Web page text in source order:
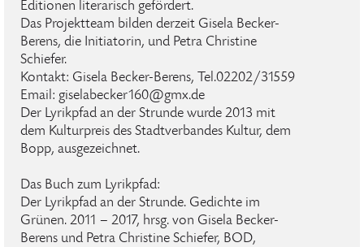
Editionen literarisch gefördert.
Das Projektteam bilden derzeit Gisela Becker-
Berens, die Initiatorin, und Petra Christine
Schiefer.
Kontakt: Gisela Becker-Berens, Tel.02202/31559
Email: giselabecker160@gmx.de
Der Lyrikpfad an der Strunde wurde 2013 mit
dem Kulturpreis des Stadtverbandes Kultur, dem
Bopp, ausgezeichnet.
Das Buch zum Lyrikpfad:
Der Lyrikpfad an der Strunde. Gedichte im
Grünen. 2011 – 2017, hrsg. von Gisela Becker-
Berens und Petra Christine Schiefer, BOD,